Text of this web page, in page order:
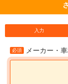
入力
必須 メーカー・